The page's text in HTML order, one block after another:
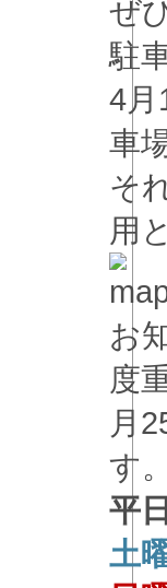
ぜ
駐
4
車
そ
用
お
度
月
す
平
土